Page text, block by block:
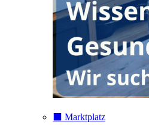
⬛️ Marktplatz